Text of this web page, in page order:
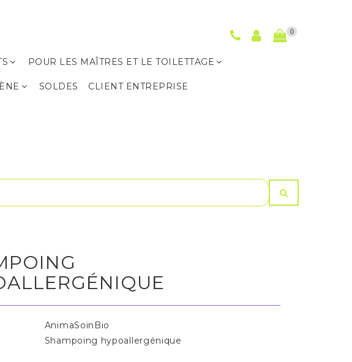
0
POUR LES MAÎTRES ET LE TOILETTAGE
SOLDES CLIENT ENTREPRISE
AnimaSoinBio
Shampoing hypoallergénique